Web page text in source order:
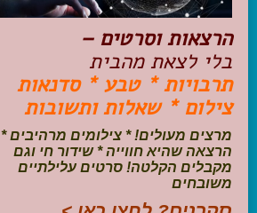
טיפים והמלצות
הכנות לנסיעה
טיולי ג'יפים
טיולים עם ילדים
שייט, הפלגות, קרוזים
עקבו אחרינו בפייסבוק
הרצאות וסרטים –
בלי לצאת מהבית
תרבויות * טבע * סדנאות
צילום * שאלות ותשובות
מרצים מעולים! * צילומים מרהיבים *
הרצאה שהיא חווייה * שידור חי וגם
מקבלים הקלטה! סרטים עלילתיים
משובחים